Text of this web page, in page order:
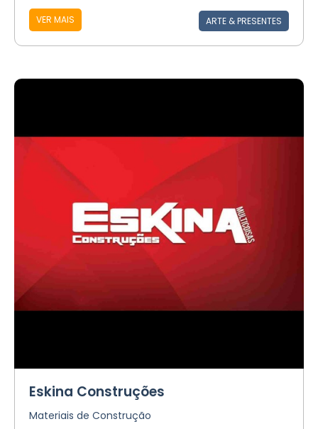
VER MAIS ARTE & PRESENTES
Eskina Construções
Materiais de Construção